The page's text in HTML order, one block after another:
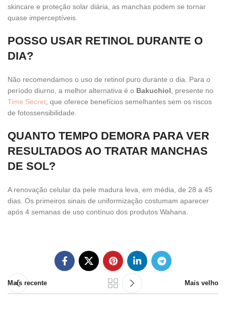
skincare e proteção solar diária, as manchas podem se tornar
quase imperceptíveis.
POSSO USAR RETINOL DURANTE O
DIA?
Não recomendamos o uso de retinol puro durante o dia. Para o
período diurno, a melhor alternativa é o Bakuchiol , presente no
Time Secret , que oferece benefícios semelhantes sem os riscos
de fotossensibilidade.
QUANTO TEMPO DEMORA PARA VER
RESULTADOS AO TRATAR MANCHAS
DE SOL?
A renovação celular da pele madura leva, em média, de 28 a 45
dias. Os primeiros sinais de uniformização costumam aparecer
após 4 semanas de uso contínuo dos produtos Wahana.
Mais recente Mais velho